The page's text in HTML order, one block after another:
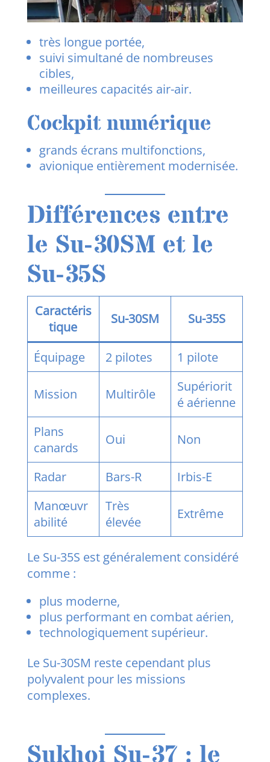
très longue portée,
suivi simultané de nombreuses
cibles,
meilleures capacités air-air.
Cockpit numérique
grands écrans multifonctions,
avionique entièrement modernisée.
Différences entre
le Su-30SM et le
Su-35S
Caractéris
tique
Su-30SM Su-35S
Équipage 2 pilotes 1 pilote
Mission Multirôle
Supériorit
é aérienne
Plans
canards
Oui Non
Radar Bars-R
Irbis-E
Manœuvr
abilité
Très
élevée
Extrême
Le Su-35S est généralement considéré
comme :
plus moderne,
plus performant en combat aérien,
technologiquement supérieur.
Le Su-30SM reste cependant plus
polyvalent pour les missions
complexes.